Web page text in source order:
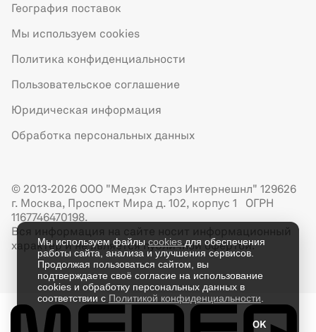
География поставок
Мы используем cookies
Политика конфиденциальности
Пользовательское соглашение
Юридическая информация
Обработка персональных данных
© 2013-2026 ООО "Медэк Старз Интернешнл" 129626
г. Москва, Проспект Мира д. 102, корпус 1 ОГРН
1167746470198.
Вся информация на сайте носит информационный
характер и не является публичной офертой.
Мы используем файлыcookies для обеспечения
работы сайта, анализа и улучшения сервисов.
Продолжая пользоваться сайтом, вы
подтверждаете своё согласие на использование
cookies и обработку персональных данных в
соответствии с Политикой конфиденциальности
OK